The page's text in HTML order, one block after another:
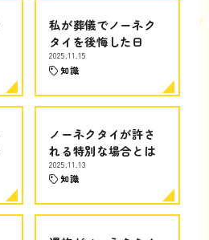
私が葬儀でノーネク
タイを後悔した日
2025.11.15
知識
ノーネクタイが許さ
れる特別な場合とは
2025.11.13
知識